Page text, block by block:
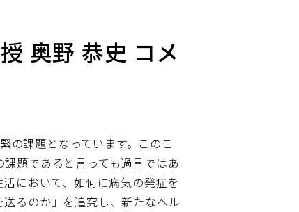
奥野 恭史 コメ
の課題となっています。このこ
題であると言っても過言ではあ
において、如何に病気の発症を
るのか」を追究し、新たなヘル